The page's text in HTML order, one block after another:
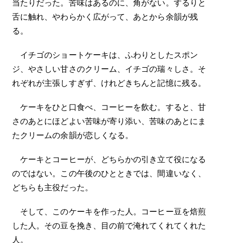
当たりだった。苦味はあるのに、角がない。するりと
舌に触れ、やわらかく広がって、あとから余韻が残
る。
イチゴのショートケーキは、ふわりとしたスポン
ジ、やさしい甘さのクリーム、イチゴの瑞々しさ。そ
れぞれが主張しすぎず、けれどきちんと記憶に残る。
ケーキをひと口食べ、コーヒーを飲む。すると、甘
さのあとにほどよい苦味が寄り添い、苦味のあとにま
たクリームの余韻が恋しくなる。
ケーキとコーヒーが、どちらかの引き立て役になる
のではない。この午後のひとときでは、間違いなく、
どちらも主役だった。
そして、このケーキを作った人。コーヒー豆を焙煎
した人。その豆を挽き、目の前で淹れてくれてくれた
人。